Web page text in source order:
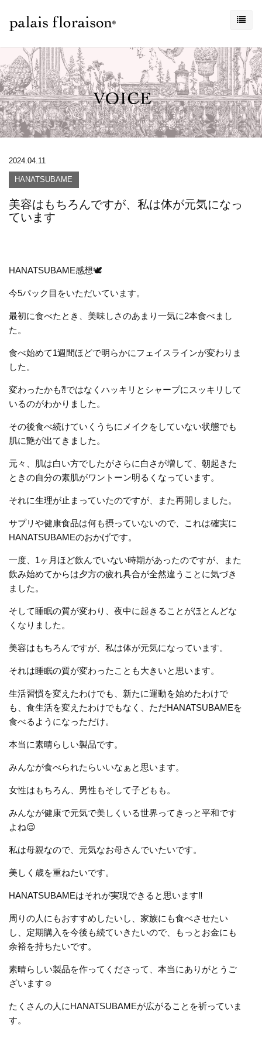
2024.04.11
HANATSUBAME
美容はもちろんですが、私は体が元気になっ
ています
HANATSUBAME感想🕊️
今5パック目をいただいています。
最初に食べたとき、美味しさのあまり一気に2本食べまし
た。
食べ始めて1週間ほどで明らかにフェイスラインが変わりま
した。
変わったかも⁈ではなくハッキリとシャープにスッキリして
いるのがわかりました。
その後食べ続けていくうちにメイクをしていない状態でも
肌に艶が出てきました。
元々、肌は白い方でしたがさらに白さが増して、朝起きた
ときの自分の素肌がワントーン明るくなっています。
それに生理が止まっていたのですが、また再開しました。
サプリや健康食品は何も摂っていないので、これは確実に
HANATSUBAMEのおかげです。
一度、1ヶ月ほど飲んでいない時期があったのですが、また
飲み始めてからは夕方の疲れ具合が全然違うことに気づき
ました。
そして睡眠の質が変わり、夜中に起きることがほとんどな
くなりました。
美容はもちろんですが、私は体が元気になっています。
それは睡眠の質が変わったことも大きいと思います。
生活習慣を変えたわけでも、新たに運動を始めたわけで
も、食生活を変えたわけでもなく、ただHANATSUBAMEを
食べるようになっただけ。
本当に素晴らしい製品です。
みんなが食べられたらいいなぁと思います。
女性はもちろん、男性もそして子どもも。
みんなが健康で元気で美しくいる世界ってきっと平和です
よね😌
私は母親なので、元気なお母さんでいたいです。
美しく歳を重ねたいです。
HANATSUBAMEはそれが実現できると思います‼︎
周りの人にもおすすめしたいし、家族にも食べさせたい
し、定期購入を今後も続ていきたいので、もっとお金にも
余裕を持ちたいです。
素晴らしい製品を作ってくださって、本当にありがとうご
ざいます☺️
たくさんの人にHANATSUBAMEが広がることを祈っていま
す。